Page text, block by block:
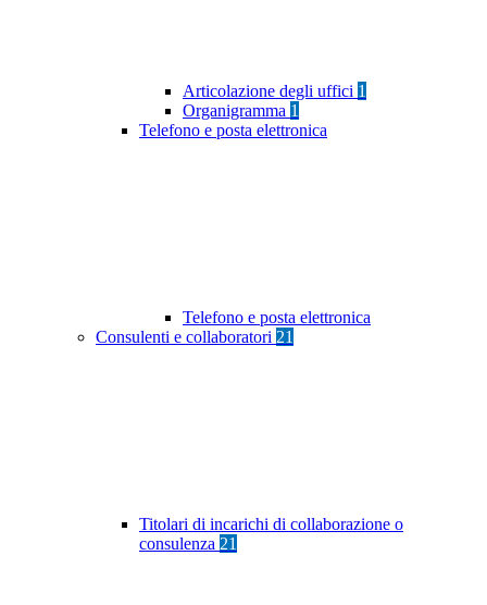
Articolazione degli uffici 1
Organigramma 1
Telefono e posta elettronica
Telefono e posta elettronica
Consulenti e collaboratori 21
Titolari di incarichi di collaborazione o
consulenza 21